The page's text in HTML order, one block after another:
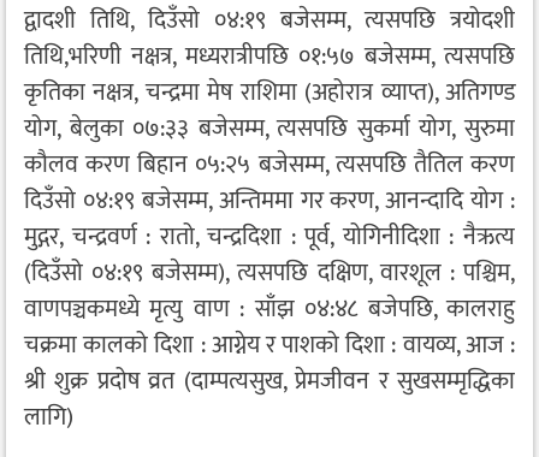
द्वादशी तिथि, दिउँसो ०४:१९ बजेसम्म, त्यसपछि त्रयोदशी
तिथि,भरिणी नक्षत्र, मध्यरात्रीपछि ०१:५७ बजेसम्म, त्यसपछि
कृतिका नक्षत्र, चन्द्रमा मेष राशिमा (अहोरात्र व्याप्त), अतिगण्ड
योग, बेलुका ०७:३३ बजेसम्म, त्यसपछि सुकर्मा योग, सुरुमा
कौलव करण बिहान ०५:२५ बजेसम्म, त्यसपछि तैतिल करण
दिउँसो ०४:१९ बजेसम्म, अन्तिममा गर करण, आनन्दादि योग :
मुद्गर, चन्द्रवर्ण : रातो, चन्द्रदिशा : पूर्व, योगिनीदिशा : नैऋत्य
(दिउँसो ०४:१९ बजेसम्म), त्यसपछि दक्षिण, वारशूल : पश्चिम,
वाणपञ्चकमध्ये मृत्यु वाण : साँझ ०४:४८ बजेपछि, कालराहु
चक्रमा कालको दिशा : आग्नेय र पाशको दिशा : वायव्य, आज :
श्री शुक्र प्रदोष व्रत (दाम्पत्यसुख, प्रेमजीवन र सुखसम्मृद्धिका
लागि)